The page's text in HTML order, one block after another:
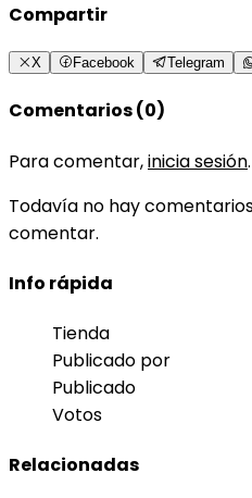
Compartir
X Facebook Telegram
Comentarios (0)
Para comentar,inicia sesión.
Todavía no hay
comentar.
Info rápida
Tienda
Publicado por
Publicado
Votos
Relacionadas